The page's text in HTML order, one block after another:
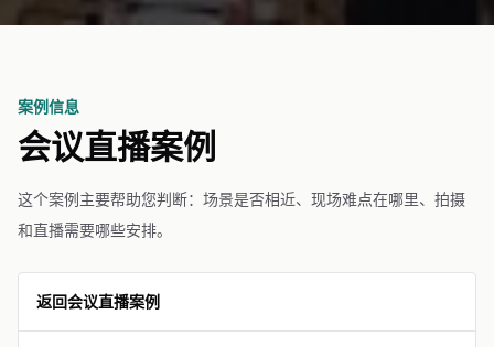
案例信息
会议直播案例
这个案例主要帮助您判断：场景是否相近、现场难点在哪里、拍摄
和直播需要哪些安排。
返回会议直播案例